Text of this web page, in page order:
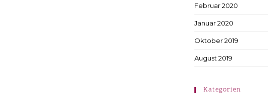
Februar 2020
Januar 2020
Oktober 2019
August 2019
Kategorien